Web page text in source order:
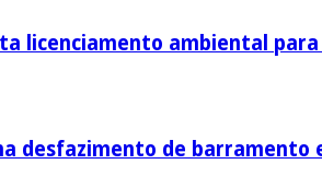
licenciamento ambiental
desfazimento de barramento